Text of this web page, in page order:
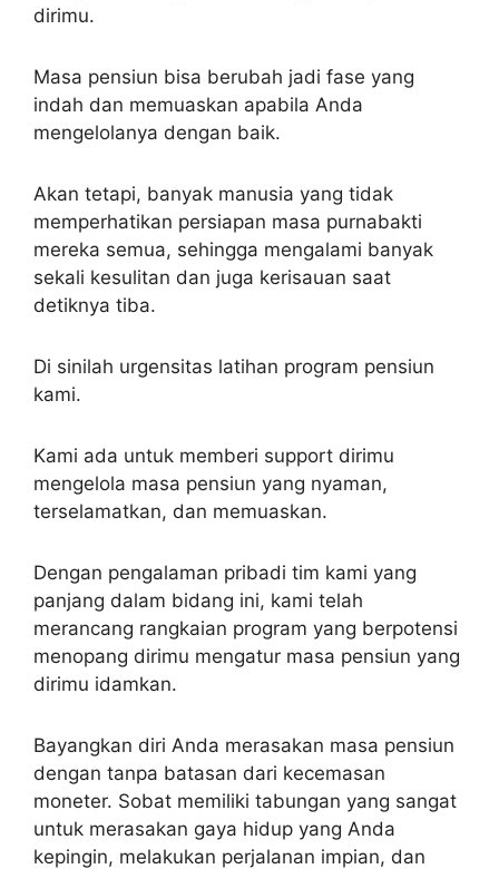
dirimu.
Masa pensiun bisa berubah jadi fase yang
indah dan memuaskan apabila Anda
mengelolanya dengan baik.
Akan tetapi, banyak manusia yang tidak
memperhatikan persiapan masa purnabakti
mereka semua, sehingga mengalami banyak
sekali kesulitan dan juga kerisauan saat
detiknya tiba.
Di sinilah urgensitas latihan program pensiun
kami.
Kami ada untuk memberi support dirimu
mengelola masa pensiun yang nyaman,
terselamatkan, dan memuaskan.
Dengan pengalaman pribadi tim kami yang
panjang dalam bidang ini, kami telah
merancang rangkaian program yang berpotensi
menopang dirimu mengatur masa pensiun yang
dirimu idamkan.
Bayangkan diri Anda merasakan masa pensiun
dengan tanpa batasan dari kecemasan
moneter. Sobat memiliki tabungan yang sangat
untuk merasakan gaya hidup yang Anda
kepingin, melakukan perjalanan impian, dan